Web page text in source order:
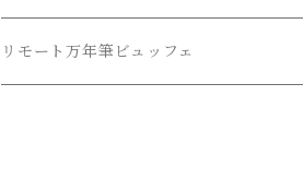
リモート万年筆ビュッフェ